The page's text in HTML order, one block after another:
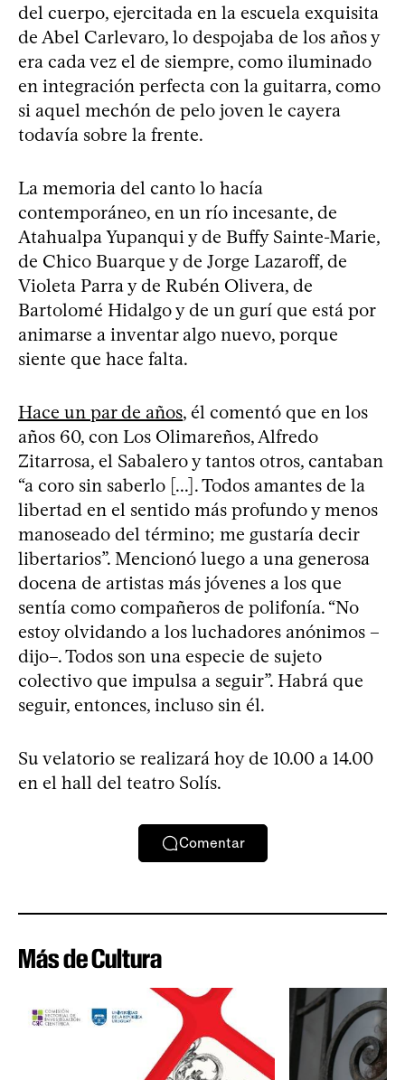
del cuerpo, ejercitada en la escuela exquisita
de Abel Carlevaro, lo despojaba de los años y
era cada vez el de siempre, como iluminado
en integración perfecta con la guitarra, como
si aquel mechón de pelo joven le cayera
todavía sobre la frente.
La memoria del canto lo hacía
contemporáneo, en un río incesante, de
Atahualpa Yupanqui y de Buffy Sainte-Marie,
de Chico Buarque y de Jorge Lazaroff, de
Violeta Parra y de Rubén Olivera, de
Bartolomé Hidalgo y de un gurí que está por
animarse a inventar algo nuevo, porque
siente que hace falta.
Hace un par de años, él comentó que en los
años 60, con Los Olimareños, Alfredo
Zitarrosa, el Sabalero y tantos otros, cantaban
“a coro sin saberlo [...]. Todos amantes de la
libertad en el sentido más profundo y menos
manoseado del término; me gustaría decir
libertarios”. Mencionó luego a una generosa
docena de artistas más jóvenes a los que
sentía como compañeros de polifonía. “No
estoy olvidando a los luchadores anónimos –
dijo–. Todos son una especie de sujeto
colectivo que impulsa a seguir”. Habrá que
seguir, entonces, incluso sin él.
Su velatorio se realizará hoy de 10.00 a 14.00
en el hall del teatro Solís.
Comentar
Más de Cultura